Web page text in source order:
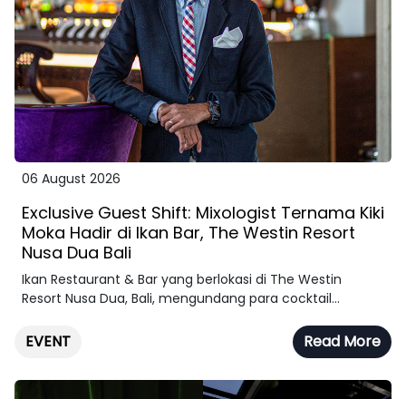
06 August 2026
Exclusive Guest Shift: Mixologist Ternama Kiki
Moka Hadir di Ikan Bar, The Westin Resort
Nusa Dua Bali
Ikan Restaurant & Bar yang berlokasi di The Westin
Resort Nusa Dua, Bali, mengundang para cocktail...
EVENT Read More